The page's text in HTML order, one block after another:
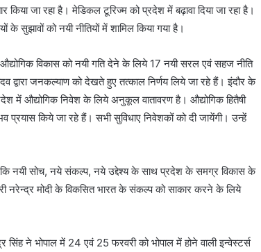
किया जा रहा है। मेडिकल टूरिज्म को प्रदेश में बढ़ावा दिया जा रहा है।
सुझावों को नयी नीतियों में शामिल किया गया है।
विकास को नयी गति देने के लिये 17 नयी सरल एवं सहज नीति
द्वारा जनकल्याण को देखते हुए तत्काल निर्णय लिये जा रहे हैं। इंदौर के
में औद्योगिक निवेश के लिये अनुकूल वातावरण है। औद्योगिक हितैषी
किये जा रहे हैं। सभी सुविधाए निवेशकों को दी जायेंगी। उन्हें
नयी सोच, नये संकल्प, नये उद्देश्य के साथ प्रदेश के समग्र विकास के
नरेन्द्र मोदी के विकसित भारत के संकल्प को साकार करने के लिये
सिंह ने भोपाल में 24 एवं 25 फरवरी को भोपाल में होने वाली इन्वेस्टर्स